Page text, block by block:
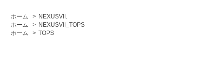
ホーム > NEXUSVII.
ホーム
> NEXUSVII_TOPS
ホーム
> TOPS